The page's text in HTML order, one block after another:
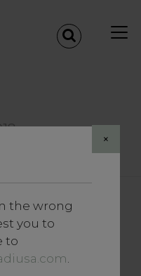
×
the wrong
you to
to
.
Drei